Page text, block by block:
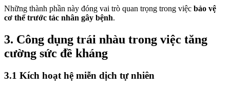
Những thành phần này đóng vai trò quan trọng trong việc bảo vệ
cơ thể trước tác nhân gây bệnh.
3. Công dụng trái nhàu trong việc tăng
cường sức đề kháng
3.1 Kích hoạt hệ miễn dịch tự nhiên